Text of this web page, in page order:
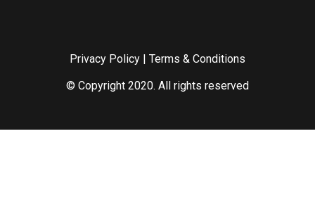
Privacy Policy | Terms & Conditions
© Copyright 2020. All rights reserved